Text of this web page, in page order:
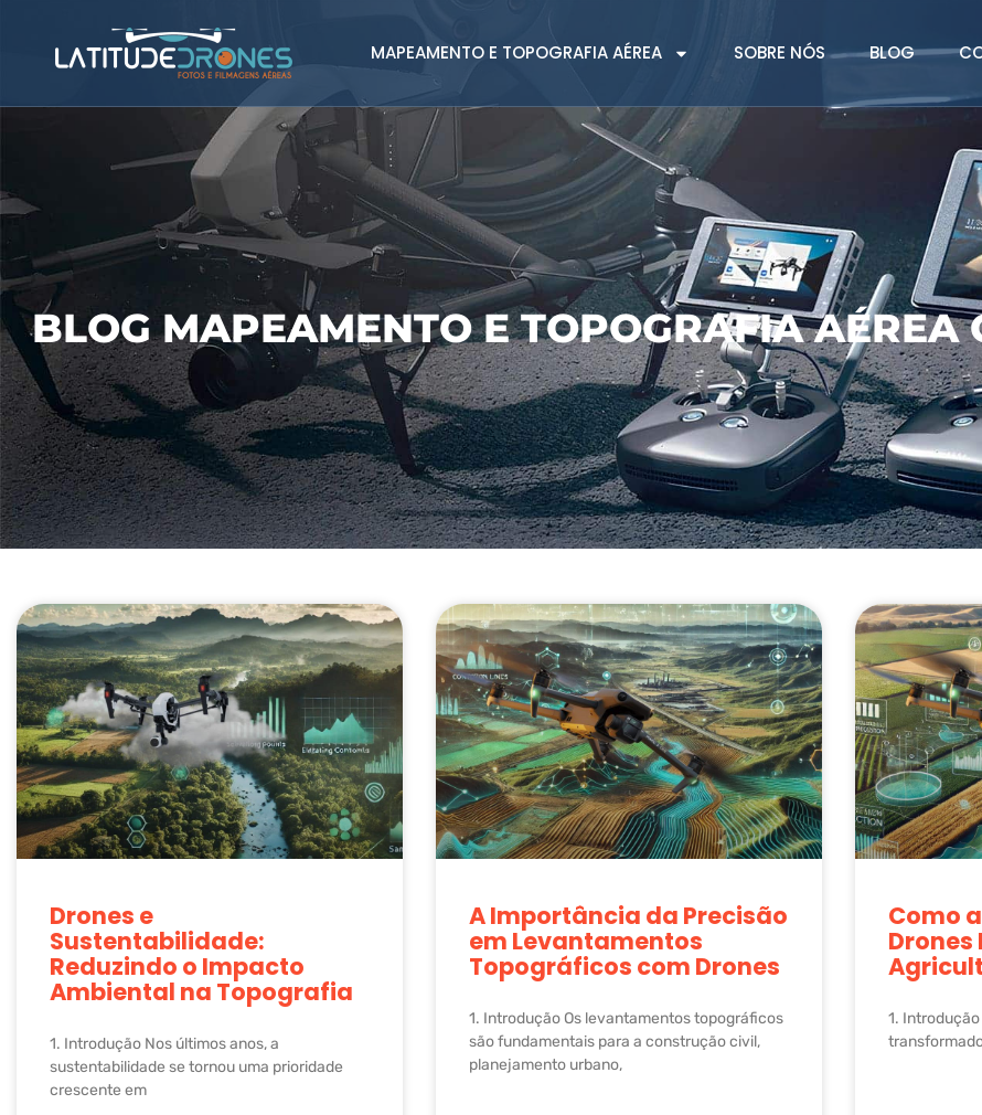
MAPEAMENTO E TOPOGRAFIA AÉREA SOBRE NÓS BLOG
BLOG MAPEAMENTO E TOPOGRAFIA AÉREA
Drones e
Sustentabilidade:
Reduzindo o Impacto
Ambiental na Topografia
1. Introdução Nos últimos anos, a
sustentabilidade se tornou uma prioridade
crescente em
A Importância da Precisão
em Levantamentos
Topográficos com Drones
1. Introdução Os levantamentos topográficos
são fundamentais para a construção civil,
planejamento urbano,
Como
Drones
1.